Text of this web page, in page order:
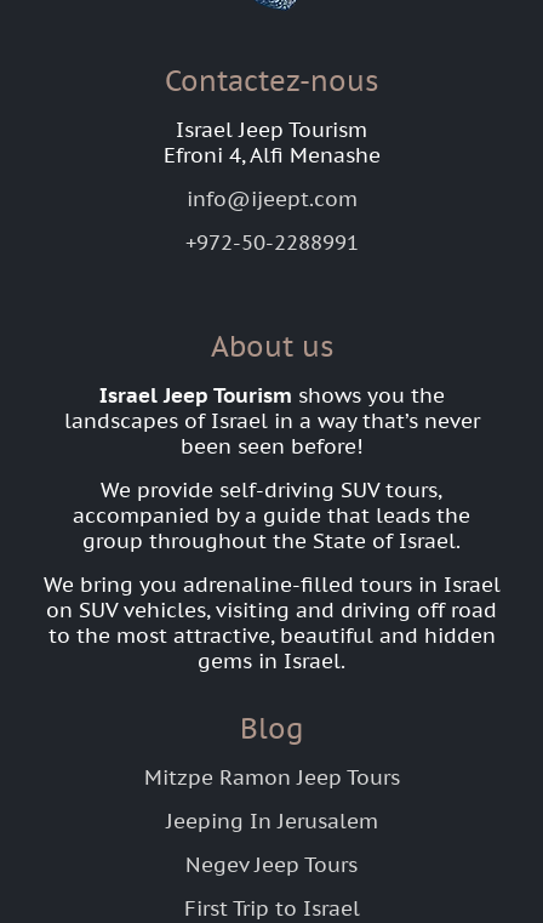
Contactez-nous
Israel Jeep Tourism
Efroni 4, Alfi Menashe
info@ijeept.com
+972-50-2288991
About us
Israel Jeep Tourism shows you the
landscapes of Israel in a way that’s never
been seen before!
We provide self-driving SUV tours,
accompanied by a guide that leads the
group throughout the State of Israel.
We bring you adrenaline-filled tours in Israel
on SUV vehicles, visiting and driving off road
to the most attractive, beautiful and hidden
gems in Israel.
Blog
Mitzpe Ramon Jeep Tours
Jeeping In Jerusalem
Negev Jeep Tours
First Trip to Israel